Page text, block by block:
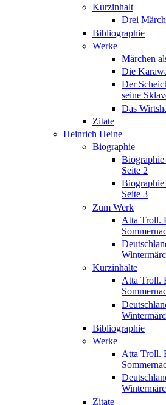
Kurzinhalt
Drei
Bibliographie
Werke
Märchen
Die
Der
seine
Das
Zitate
Heinrich Heine
Biographie
Seite 2
Seite 3
Zum Werk
Atta Troll.
Kurzinhalte
Atta Troll.
Bibliographie
Werke
Atta Troll.
Zitate